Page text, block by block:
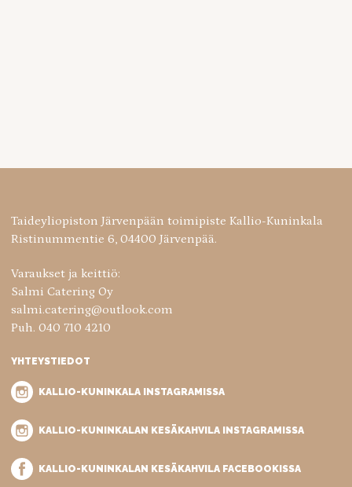
Taideyliopiston Järvenpään toimipiste Kallio-Kuninkala
Ristinummentie 6, 04400 Järvenpää.
Varaukset ja keittiö:
Salmi Catering Oy
salmi.catering@outlook.com
Puh. 040 710 4210
YHTEYSTIEDOT
KALLIO-KUNINKALA INSTAGRAMISSA
KALLIO-KUNINKALAN KESÄKAHVILA INSTAGRAMISSA
KALLIO-KUNINKALAN KESÄKAHVILA FACEBOOKISSA